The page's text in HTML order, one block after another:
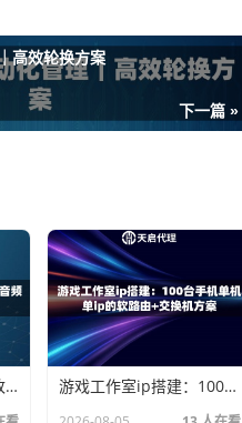
高效轮换方案
下一篇 »
改yyip地址的软件：修改歪歪语音频道显示的归属地工具 游戏工作室ip搭建：100台手机单机单ip的软路由+交换机方案